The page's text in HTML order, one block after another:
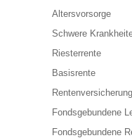
Altersvorsorge
Schwere
Riesterrente
Basisrente
Rentenversicherung
Fondsgebundene
Fondsgebundene